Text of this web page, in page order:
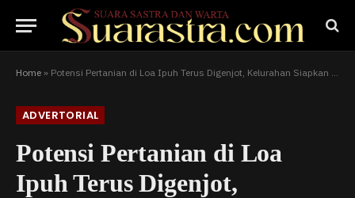
Home » Potensi Pertanian di Loa Ipuh Terus Digenjot, Kelurahan Siapkan Dukungan untuk Petani
ADVERTORIAL
Potensi Pertanian di Loa
Ipuh Terus Digenjot,